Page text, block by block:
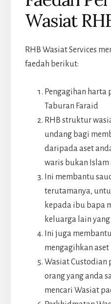
Wasiat
RHB Wasiat Services
faedah berikut:
Pengagihan harta
Taburan Faraid
RHB struktur
undang bagi
daripada aset
waris bukan
Ini membantu
terutamanya,
kepada ibu bapa
keluarga lain
Ini juga
mengagihkan
Wasiat
orang yang anda
mencari Wasiat